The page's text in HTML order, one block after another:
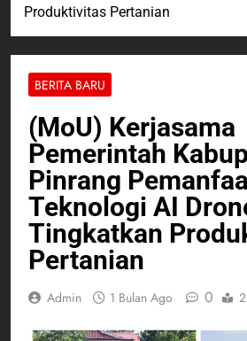
Produktivitas Pertanian
BERITA BARU
(MoU) Kerjasama
Pemerintah
Pinrang
Teknologi AI
Tingkatkan
Pertanian
Admin 1 Bulan Ago 0